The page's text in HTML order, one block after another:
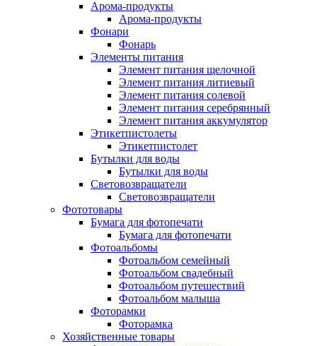
Арома-продукты
Арома-продукты
Фонари
Фонарь
Элементы питания
Элемент питания щелочной
Элемент питания литиевый
Элемент питания солевой
Элемент питания серебрянный
Элемент питания аккумулятор
Этикетпистолеты
Этикетпистолет
Бутылки для воды
Бутылки для воды
Световозвращатели
Световозвращатели
Фототовары
Бумага для фотопечати
Бумага для фотопечати
Фотоальбомы
Фотоальбом семейный
Фотоальбом свадебный
Фотоальбом путешествий
Фотоальбом малыша
Фоторамки
Фоторамка
Хозяйственные товары